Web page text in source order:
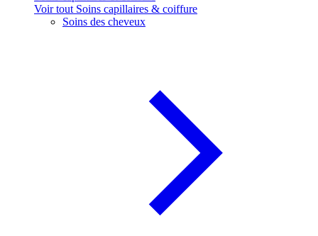
Voir tout Soins capillaires & coiffure
Soins des cheveux